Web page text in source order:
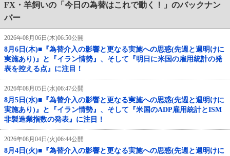
FX・羊飼いの「今日の為替はこれで動く！」のバックナン
バー
2026年08月06日(木)06:50公開
8月6日(木)■『為替介入の影響と更なる実施への思惑(先週と週明けに
実施あり)』と『イラン情勢』、そして『明日に米国の雇用統計の発
表を控える点』に注目！
2026年08月05日(水)06:47公開
8月5日(水)■『為替介入の影響と更なる実施への思惑(先週と週明けに
実施あり)』と『イラン情勢』、そして『米国のADP雇用統計とISM
非製造業指数の発表』に注目！
2026年08月04日(火)06:44公開
8月4日(火)■『為替介入の影響と更なる実施への思惑(先週と週明けに